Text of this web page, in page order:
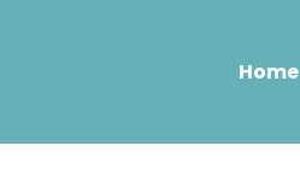
Home